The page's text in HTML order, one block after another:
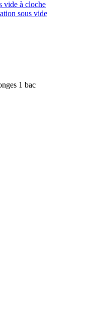
vide à cloche
sous vide
1 bac